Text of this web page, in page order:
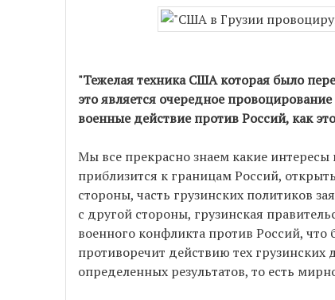
"Тежелая техника США которая было
это является очередное
военные действие против Россий, как
Мы все прекрасно знаем какие
приблизится к границам Россий,
стороны, часть грузинских политиков
с другой стороны, грузинская
военного конфликта против Россий,
противоречит действию тех
определенных результатов, то есть